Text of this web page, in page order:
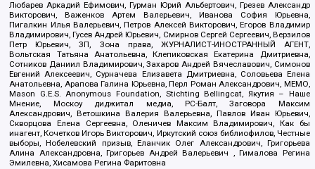
Любарев Аркадий Ефимович, Гурман Юрий Альбертович, Грезев Александр
Викторович, Важенков Артем Валерьевич, Иванова София Юрьевна,
Пигалкин Илья Валерьевич, Петров Алексей Викторович, Егоров Владимир
Владимирович, Гусев Андрей Юрьевич, Смирнов Сергей Сергеевич, Верзилов
Петр Юрьевич, ЗП, Зона права, ЖУРНАЛИСТ-ИНОСТРАННЫЙ АГЕНТ,
Вольтская Татьяна Анатольевна, Клепиковская Екатерина Дмитриевна,
Сотников Даниил Владимирович, Захаров Андрей Вячеславович, Симонов
Евгений Алексеевич, Сурначева Елизавета Дмитриевна, Соловьева Елена
Анатольевна, Арапова Галина Юрьевна, Перл Роман Александрович, МЕМО,
Mason G.E.S. Anonymous Foundation, Stichting Bellingcat, Якутия – Наше
Мнение, Москоу диджитал медиа, РС-Балт, Заговора Максим
Александрович, Ветошкина Валерия Валерьевна, Павлов Иван Юрьевич,
Скворцова Елена Сергеевна, Оленичев Максим Владимирович, Как бы
инагент, Кочетков Игорь Викторович, Иркутский союз библиофилов, Честные
выборы, Нобелевский призыв, Еланчик Олег Александрович, Григорьева
Алина Александровна, Григорьев Андрей Валерьевич , Гималова Регина
Эмилевна, Хисамова Регина Фаритовна